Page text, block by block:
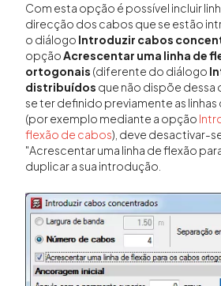
Com esta opção é possível incluir
direcção dos cabos que se estão
o diálogo Introduzir cabos
opçãoAcrescentar uma linha de
ortogonais (diferente do diálogo
distribuídos que não dispõe dessa
se ter definido previamente as
(por exemplo mediante a opção
flexão de cabos), deve desactivar-
"Acrescentar uma linha de flexão
duplicar a sua introdução.